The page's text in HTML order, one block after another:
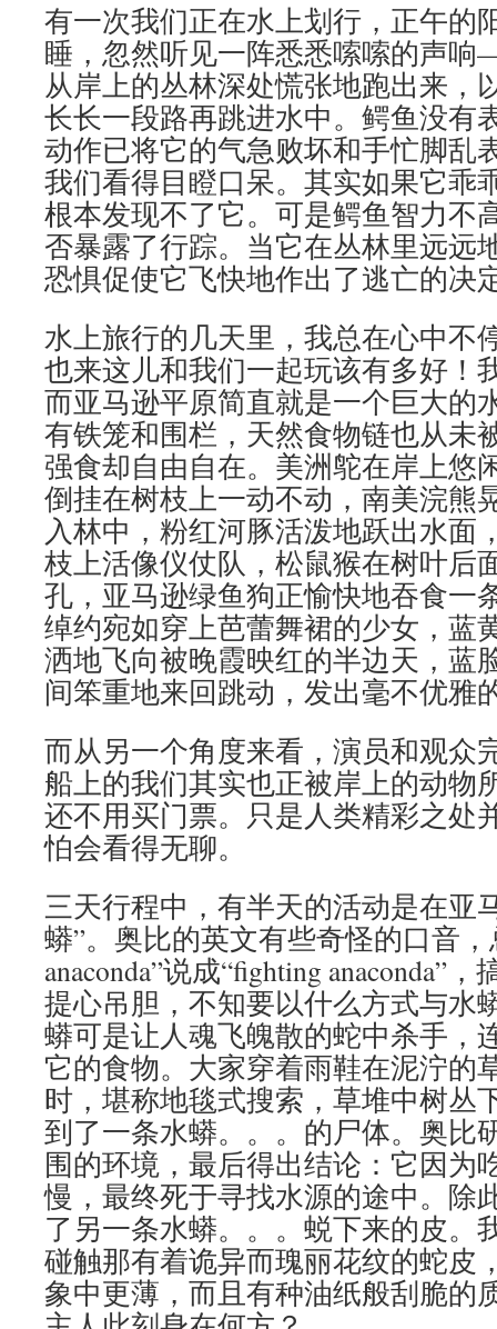
有一次我们正在水上划行，正午的
睡，忽然听见一阵悉悉嗦嗦的声
从岸上的丛林深处慌张地跑出来，
长长一段路再跳进水中。鳄鱼没有
动作已将它的气急败坏和手忙脚乱
我们看得目瞪口呆。其实如果它乖
根本发现不了它。可是鳄鱼智力不
否暴露了行踪。当它在丛林里远远
恐惧促使它飞快地作出了逃亡的决
水上旅行的几天里，我总在心中不
也来这儿和我们一起玩该有多好！
而亚马逊平原简直就是一个巨大的
有铁笼和围栏，天然食物链也从未
强食却自由自在。美洲鸵在岸上悠
倒挂在树枝上一动不动，南美浣熊
入林中，粉红河豚活泼地跃出水面
枝上活像仪仗队，松鼠猴在树叶后
孔，亚马逊绿鱼狗正愉快地吞食一
绰约宛如穿上芭蕾舞裙的少女，蓝
洒地飞向被晚霞映红的半边天，蓝
间笨重地来回跳动，发出毫不优雅
而从另一个角度来看，演员和观众
船上的我们其实也正被岸上的动物
还不用买门票。只是人类精彩之处
怕会看得无聊。
三天行程中，有半天的活动是在亚
蟒”。奥比的英文有些奇怪的口音，
anaconda”说成“fighting anaconda”
提心吊胆，不知要以什么方式与水
蟒可是让人魂飞魄散的蛇中杀手，
它的食物。大家穿着雨鞋在泥泞的
时，堪称地毯式搜索，草堆中树丛
到了一条水蟒。。。的尸体。奥比
围的环境，最后得出结论：它因为
慢，最终死于寻找水源的途中。除
了另一条水蟒。。。蜕下来的皮。
碰触那有着诡异而瑰丽花纹的蛇皮
象中更薄，而且有种油纸般刮脆的